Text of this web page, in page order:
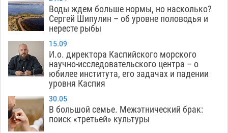
Воды ждем больше нормы, но насколько?
Сергей Шипулин – об уровне половодья и
нересте рыбы
15.09
И.о. директора Каспийского морского
научно-исследовательского центра – о
юбилее института, его задачах и падении
уровня Каспия
30.05
В большой семье. Межэтнический брак:
поиск «третьей» культуры